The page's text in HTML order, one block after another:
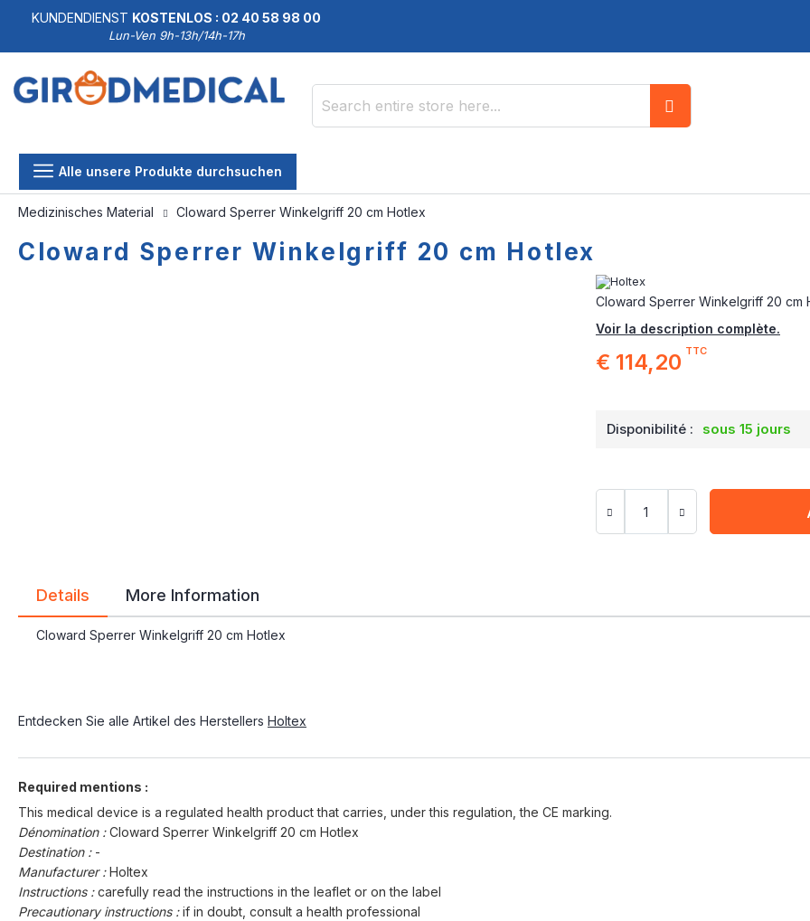
KUNDENDIENST KOSTENLOS : 02 40 58 98 00
Lun-Ven 9h-13h/14h-17h
Alle unsere Produkte durchsuchen
Medizinisches Material Cloward Sperrer Winkelgriff 20 cm Hotlex
Cloward Sperrer Winkelgriff 20 cm Hotlex
Cloward Sperrer Winkelgriff 20 cm
Voir la description complète.
€ 114,20 TTC
Disponibilité : sous 15 jours
Details
Cloward Sperrer Winkelgriff 20 cm Hotlex
More Information
Entdecken Sie alle Artikel des Herstellers Holtex
Required mentions :
This medical device is a regulated health product that carries, under this regulation, the CE marking.
Dénomination :Cloward Sperrer Winkelgriff 20 cm Hotlex
Destination : -
Manufacturer :Holtex
Instructions :carefully read the instructions in the leaflet or on the label
Precautionary instructions :if in doubt, consult a health professional